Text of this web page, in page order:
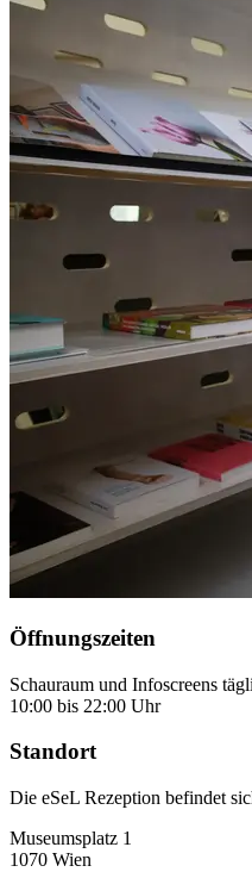
Öffnungszeiten
Schauraum und Infoscreens
10:00 bis 22:00 Uhr
Standort
Die eSeL Rezeption befindet
Museumsplatz 1
1070 Wien